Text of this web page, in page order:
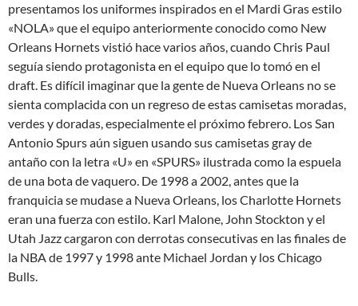
presentamos los uniformes inspirados en el Mardi Gras estilo
«NOLA» que el equipo anteriormente conocido como New
Orleans Hornets vistió hace varios años, cuando Chris Paul
seguía siendo protagonista en el equipo que lo tomó en el
draft. Es difícil imaginar que la gente de Nueva Orleans no se
sienta complacida con un regreso de estas camisetas moradas,
verdes y doradas, especialmente el próximo febrero. Los San
Antonio Spurs aún siguen usando sus camisetas gray de
antaño con la letra «U» en «SPURS» ilustrada como la espuela
de una bota de vaquero. De 1998 a 2002, antes que la
franquicia se mudase a Nueva Orleans, los Charlotte Hornets
eran una fuerza con estilo. Karl Malone, John Stockton y el
Utah Jazz cargaron con derrotas consecutivas en las finales de
la NBA de 1997 y 1998 ante Michael Jordan y los Chicago
Bulls.